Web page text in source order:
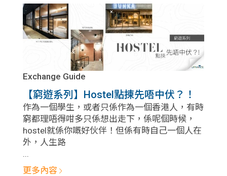
Exchange Guide
【窮遊系列】Hostel點揀先唔中伏？！
作為一個學生，或者只係作為一個香港人，有時
窮都理唔得咁多只係想出走下，係呢個時候，
hostel就係你嘅好伙伴！但係有時自己一個人在
外，人生路
...
更多內容